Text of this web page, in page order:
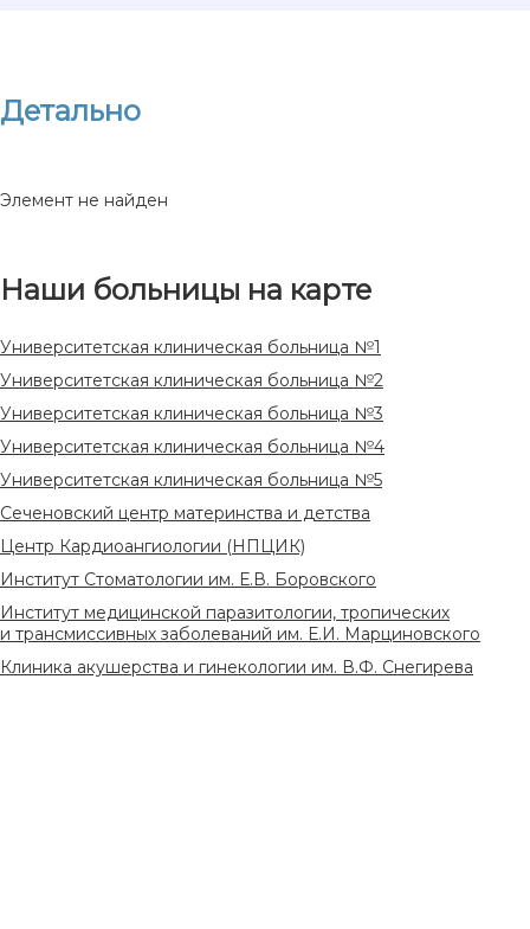
Детально
Элемент не найден
Наши больницы на карте
Университетская клиническая больница №1
Университетская клиническая больница №2
Университетская клиническая больница №3
Университетская клиническая больница №4
Университетская клиническая больница №5
Сеченовский центр материнства и детства
Центр Кардиоангиологии (НПЦИК)
Институт Стоматологии им. Е.В. Боровского
Институт медицинской паразитологии, тропических
и трансмиссивных заболеваний им. Е.И. Марциновского
Клиника акушерства и гинекологии им. В.Ф. Снегирева